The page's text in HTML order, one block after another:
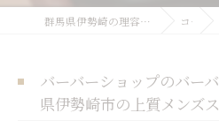
群馬県伊勢崎の理容室ならGROUND TIGER Barber's Base コラム
バーバーショップのバー
県伊勢崎市の上質メンズ